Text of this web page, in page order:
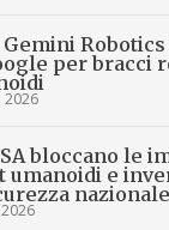
Gemini
per bracci
2026
bloccano le
umanoidi e